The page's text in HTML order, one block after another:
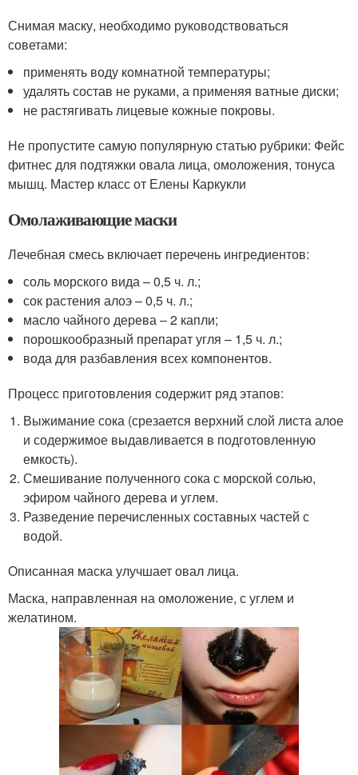
Снимая маску, необходимо руководствоваться
советами:
применять воду комнатной температуры;
удалять состав не руками, а применяя ватные диски;
не растягивать лицевые кожные покровы.
Не пропустите самую популярную статью рубрики: Фейс
фитнес для подтяжки овала лица, омоложения, тонуса
мышц. Мастер класс от Елены Каркукли
Омолаживающие маски
Лечебная смесь включает перечень ингредиентов:
соль морского вида – 0,5 ч. л.;
сок растения алоэ – 0,5 ч. л.;
масло чайного дерева – 2 капли;
порошкообразный препарат угля – 1,5 ч. л.;
вода для разбавления всех компонентов.
Процесс приготовления содержит ряд этапов:
Выжимание сока (срезается верхний слой листа алое
и содержимое выдавливается в подготовленную
емкость).
Смешивание полученного сока с морской солью,
эфиром чайного дерева и углем.
Разведение перечисленных составных частей с
водой.
Описанная маска улучшает овал лица.
Маска, направленная на омоложение, с углем и
желатином.